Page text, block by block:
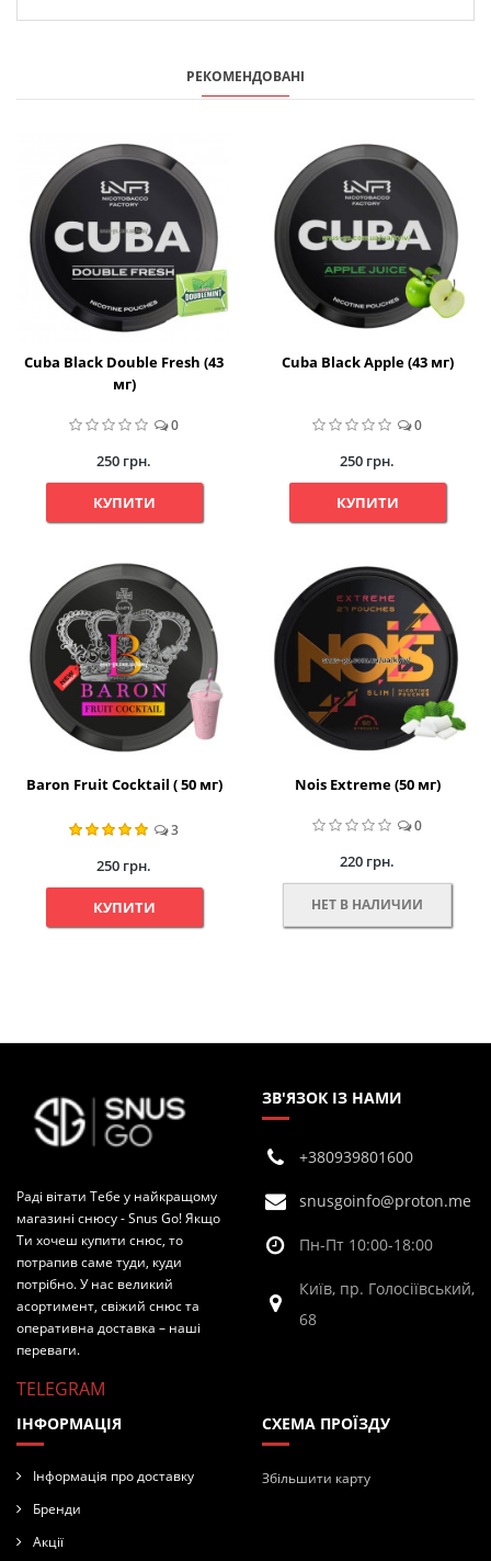
РЕКОМЕНДОВАНІ
Cuba Black Double Fresh (43
мг)
0
250 грн.
КУПИТИ
Cuba Black Apple (43 мг)
0
250 грн.
КУПИТИ
Baron Fruit Cocktail ( 50 мг)
3
250 грн.
КУПИТИ
Nois Extreme (50 мг)
0
220 грн.
НЕТ В НАЛИЧИИ
Раді вітати Тебе у найкращому
магазині снюсу - Snus Go! Якщо
Ти хочеш купити снюс, то
потрапив саме туди, куди
потрібно. У нас великий
асортимент, свіжий снюс та
оперативна доставка – наші
переваги.
TELEGRAM
ЗВ'ЯЗОК ІЗ НАМИ
+380939801600
snusgoinfo@proton.me
Пн-Пт 10:00-18:00
Київ, пр. Голосіївський,
68
ІНФОРМАЦІЯ
Інформація про доставку
Бренди
Акції
СХЕМА ПРОЇЗДУ
Збільшити карту